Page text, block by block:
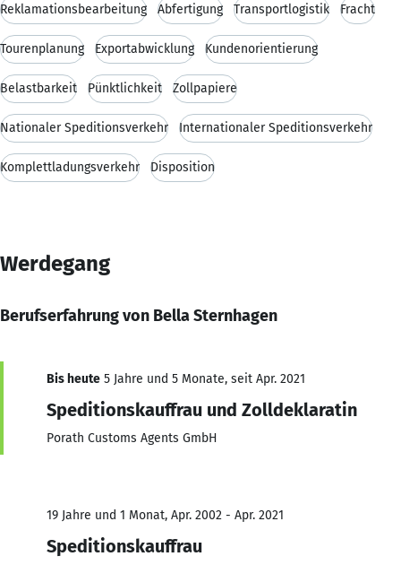
Reklamationsbearbeitung Abfertigung Transportlogistik Fracht
Tourenplanung Exportabwicklung Kundenorientierung
Belastbarkeit Pünktlichkeit Zollpapiere
Nationaler Speditionsverkehr Internationaler Speditionsverkehr
Komplettladungsverkehr Disposition
Werdegang
Berufserfahrung von Bella Sternhagen
Bis heute 5 Jahre und 5 Monate, seit Apr. 2021
Speditionskauffrau und Zolldeklaratin
Porath Customs Agents GmbH
19 Jahre und 1 Monat, Apr. 2002 - Apr. 2021
Speditionskauffrau